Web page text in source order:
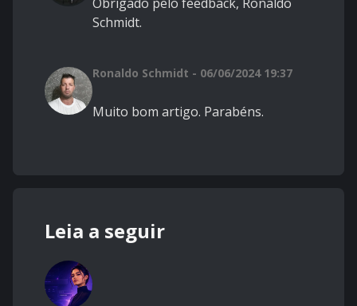
Schmidt.
Ronaldo Schmidt - 06/06/2024 19:37
Muito bom artigo. Parabéns.
Leia a seguir